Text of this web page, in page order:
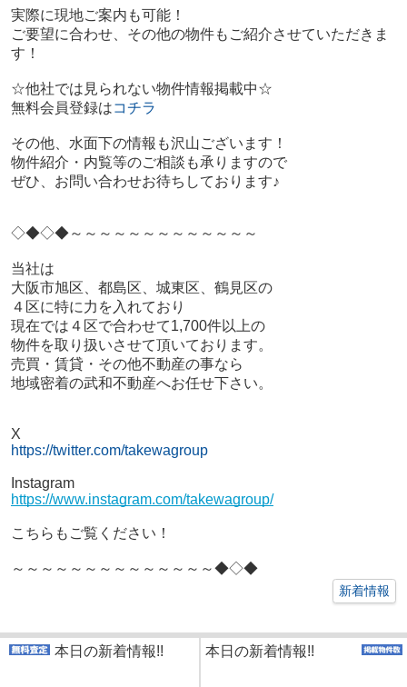
実際に現地ご案内も可能！
ご要望に合わせ、その他の物件もご紹介させていただきま
す！
☆他社では見られない物件情報掲載中☆
無料会員登録はコチラ
その他、水面下の情報も沢山ございます！
物件紹介・内覧等のご相談も承りますので
ぜひ、お問い合わせお待ちしております♪
◇◆◇◆～～～～～～～～～～～～～
当社は
大阪市旭区、都島区、城東区、鶴見区の
４区に特に力を入れており
現在では４区で合わせて1,700件以上の
物件を取り扱いさせて頂いております。
売買・賃貸・その他不動産の事なら
地域密着の武和不動産へお任せ下さい。
X
https://twitter.com/takewagroup
Instagram
https://www.instagram.com/takewagroup/
こちらもご覧ください！
～～～～～～～～～～～～～～◆◇◆
新着情報
本日の新着情報!! 本日の新着情報!!